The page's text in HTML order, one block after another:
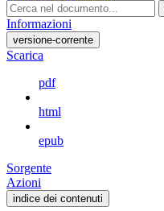
Informazioni
versione-corrente
Scarica
pdf
html
epub
Sorgente
Azioni
indice dei contenuti